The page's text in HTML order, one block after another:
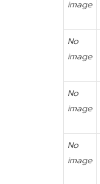
image
No
image
No
image
No
image